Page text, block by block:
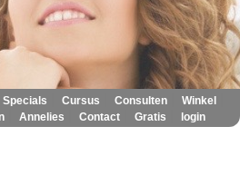
Specials Cursus Consulten Winkel
Annelies Contact Gratis login